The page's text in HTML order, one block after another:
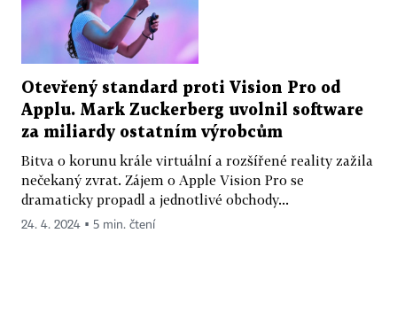
Otevřený standard proti Vision Pro od
Applu. Mark Zuckerberg uvolnil software
za miliardy ostatním výrobcům
Bitva o korunu krále virtuální a rozšířené reality zažila
nečekaný zvrat. Zájem o Apple Vision Pro se
dramaticky propadl a jednotlivé obchody...
24. 4. 2024 ▪ 5 min. čtení